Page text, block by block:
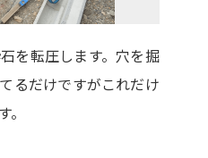
を転圧します。穴を掘
るだけですがこれだけ
。